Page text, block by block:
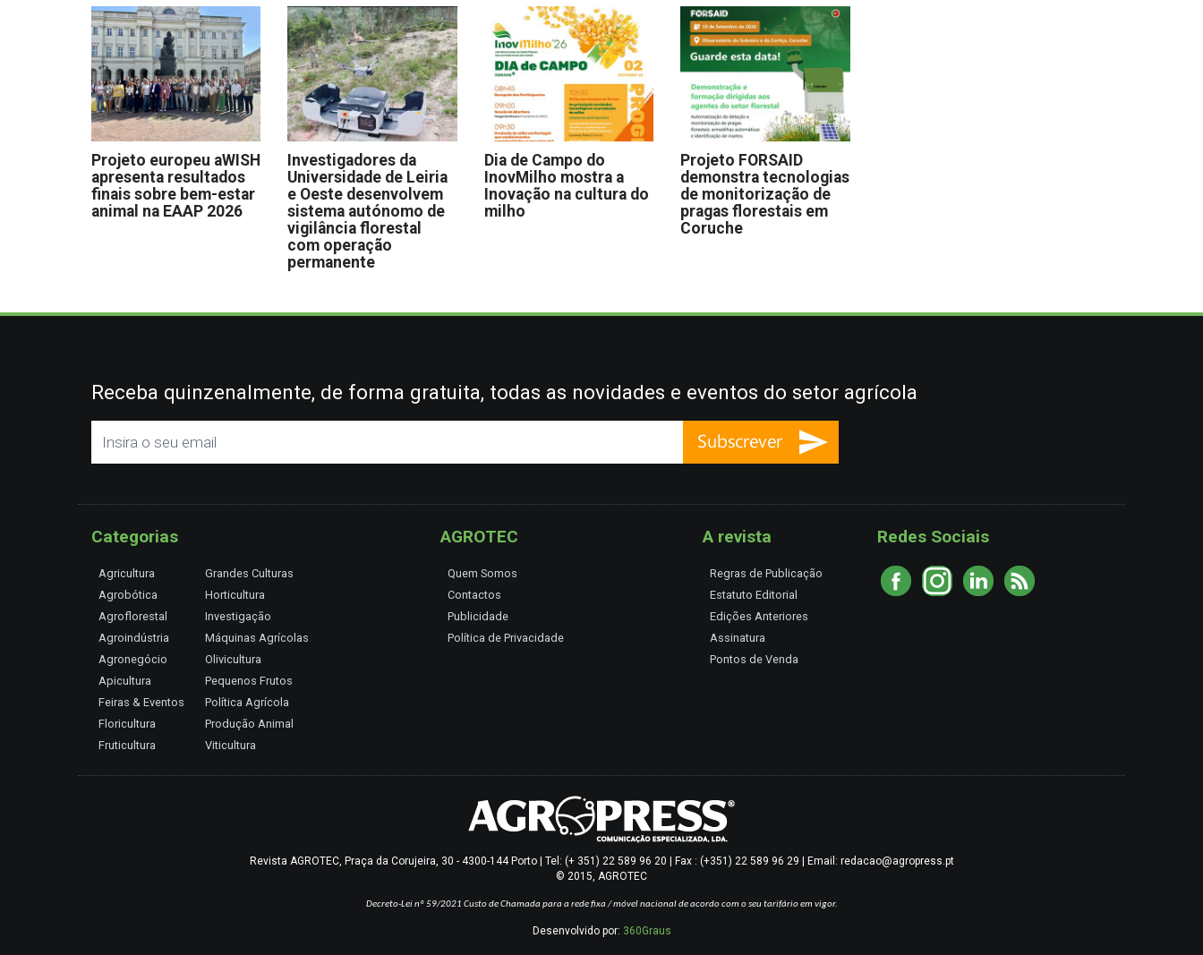
Projeto europeu aWISH
apresenta resultados
finais sobre bem-estar
animal na EAAP 2026
Investigadores da
Universidade de Leiria
e Oeste desenvolvem
sistema autónomo de
vigilância florestal
com operação
permanente
Dia de Campo do
InovMilho mostra a
Inovação na cultura do
milho
Projeto FORSAID
demonstra tecnologias
de monitorização de
pragas florestais em
Coruche
Receba quinzenalmente, de forma gratuita, todas as novidades e eventos do setor agrícola
Categorias
Agricultura
Agrobótica
Agroflorestal
Agroindústria
Agronegócio
Apicultura
Feiras & Eventos
Floricultura
Fruticultura
Grandes Culturas
Horticultura
Investigação
Máquinas Agrícolas
Olivicultura
Pequenos Frutos
Política Agrícola
Produção Animal
Viticultura
AGROTEC
Quem Somos
Contactos
Publicidade
Política de Privacidade
A revista
Regras de Publicação
Estatuto Editorial
Edições Anteriores
Assinatura
Pontos de Venda
Redes Sociais
Revista AGROTEC, Praça da Corujeira, 30 - 4300-144 Porto | Tel: (+ 351) 22 589 96 20 | Fax : (+351) 22 589 96 29 | Email: redacao@agropress.pt
© 2015, AGROTEC
Decreto-Lei nº 59/2021 Custo de Chamada para a rede fixa / móvel nacional de acordo com o seu tarifário em vigor.
Desenvolvido por: 360Graus